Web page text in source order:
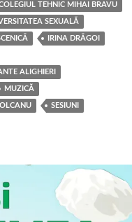
TEHNIC MIHAI BRAVU
SEXUALĂ
IRINA DRĂGOI
ALIGHIERI
MUZICĂ
SESIUNI